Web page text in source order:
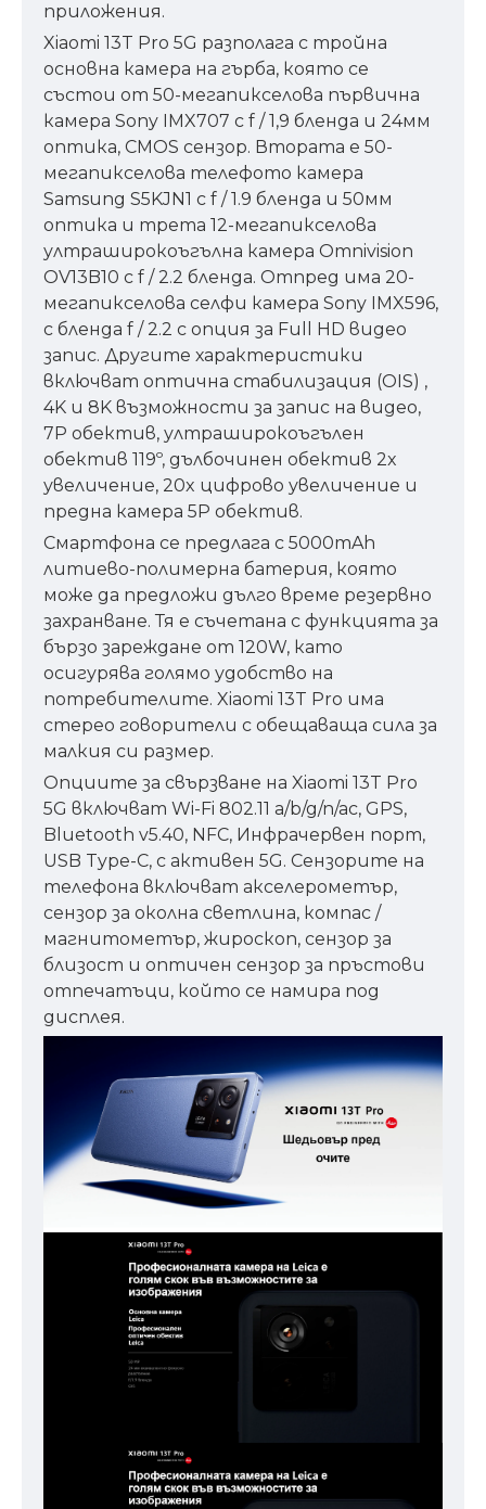
приложения.
Xiaomi 13T Pro 5G разполага с тройна
основна камера на гърба, която се
състои от 50-мегапикселова първична
камера Sony IMX707 с f / 1,9 бленда и 24мм
оптика, CMOS сензор. Втората е 50-
мегапикселова телефото камера
Samsung S5KJN1 с f / 1.9 бленда и 50мм
оптика и трета 12-мегапикселова
ултраширокоъгълна камера Omnivision
OV13B10 с f / 2.2 бленда. Отпред има 20-
мегапикселова селфи камера Sony IMX596,
с бленда f / 2.2 с опция за Full HD видео
запис. Другите характеристики
включват оптична стабилизация (OIS) ,
4K и 8K възможности за запис на видео,
7P обектив, ултраширокоъгълен
обектив 119º, дълбочинен обектив 2x
увеличение, 20x цифрово увеличение и
предна камера 5P обектив.
Смартфона се предлага с 5000mAh
литиево-полимерна батерия, която
може да предложи дълго време резервно
захранване. Тя е съчетана с функцията за
бързо зареждане от 120W, като
осигурява голямо удобство на
потребителите. Xiaomi 13T Pro има
стерео говорители с обещаваща сила за
малкия си размер.
Опциите за свързване на Xiaomi 13T Pro
5G включват Wi-Fi 802.11 a/b/g/n/ac, GPS,
Bluetooth v5.40, NFC, Инфрачервен порт,
USB Type-C, с активен 5G. Сензорите на
телефона включват акселерометър,
сензор за околна светлина, компас /
магнитометър, жироскоп, сензор за
близост и оптичен сензор за пръстови
отпечатъци, който се намира под
дисплея.